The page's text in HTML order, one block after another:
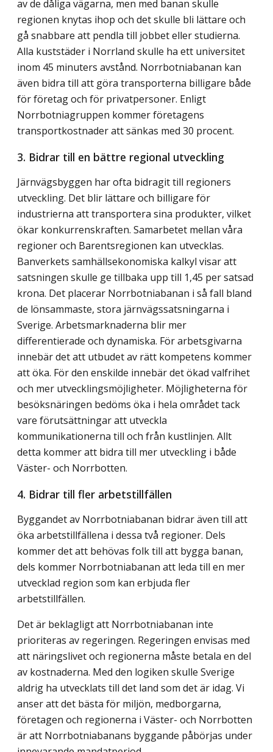
av de dåliga vägarna, men med banan skulle
regionen knytas ihop och det skulle bli lättare och
gå snabbare att pendla till jobbet eller studierna.
Alla kuststäder i Norrland skulle ha ett universitet
inom 45 minuters avstånd. Norrbotniabanan kan
även bidra till att göra transporterna billigare både
för företag och för privatpersoner. Enligt
Norrbotniagruppen kommer företagens
transportkostnader att sänkas med 30 procent.
3. Bidrar till en bättre regional utveckling
Järnvägsbyggen har ofta bidragit till regioners
utveckling. Det blir lättare och billigare för
industrierna att transportera sina produkter, vilket
ökar konkurrenskraften. Samarbetet mellan våra
regioner och Barentsregionen kan utvecklas.
Banverkets samhällsekonomiska kalkyl visar att
satsningen skulle ge tillbaka upp till 1,45 per satsad
krona. Det placerar Norrbotniabanan i så fall bland
de lönsammaste, stora järnvägssatsningarna i
Sverige. Arbetsmarknaderna blir mer
differentierade och dynamiska. För arbetsgivarna
innebär det att utbudet av rätt kompetens kommer
att öka. För den enskilde innebär det ökad valfrihet
och mer utvecklingsmöjligheter. Möjligheterna för
besöksnäringen bedöms öka i hela området tack
vare förutsättningar att utveckla
kommunikationerna till och från kustlinjen. Allt
detta kommer att bidra till mer utveckling i både
Väster- och Norrbotten.
4. Bidrar till fler arbetstillfällen
Byggandet av Norrbotniabanan bidrar även till att
öka arbetstillfällena i dessa två regioner. Dels
kommer det att behövas folk till att bygga banan,
dels kommer Norrbotniabanan att leda till en mer
utvecklad region som kan erbjuda fler
arbetstillfällen.
Det är beklagligt att Norrbotniabanan inte
prioriteras av regeringen. Regeringen envisas med
att näringslivet och regionerna måste betala en del
av kostnaderna. Med den logiken skulle Sverige
aldrig ha utvecklats till det land som det är idag. Vi
anser att det bästa för miljön, medborgarna,
företagen och regionerna i Väster- och Norrbotten
är att Norrbotniabanans byggande påbörjas under